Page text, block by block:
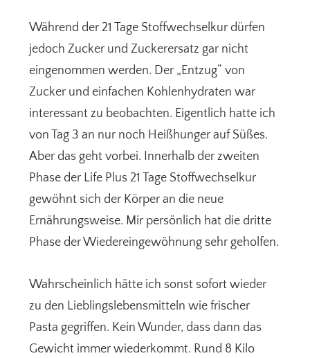
Während der 21 Tage Stoffwechselkur dürfen
jedoch Zucker und Zuckerersatz gar nicht
eingenommen werden. Der „Entzug“ von
Zucker und einfachen Kohlenhydraten war
interessant zu beobachten. Eigentlich hatte ich
von Tag 3 an nur noch Heißhunger auf Süßes.
Aber das geht vorbei. Innerhalb der zweiten
Phase der Life Plus 21 Tage Stoffwechselkur
gewöhnt sich der Körper an die neue
Ernährungsweise. Mir persönlich hat die dritte
Phase der Wiedereingewöhnung sehr geholfen.
Wahrscheinlich hätte ich sonst sofort wieder
zu den Lieblingslebensmitteln wie frischer
Pasta gegriffen. Kein Wunder, dass dann das
Gewicht immer wiederkommt. Rund 8 Kilo